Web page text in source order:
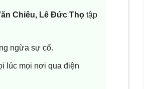
Chiêu, Lê Đức Thọtập
ngừa sự cố.
lúc mọi nơi qua điện